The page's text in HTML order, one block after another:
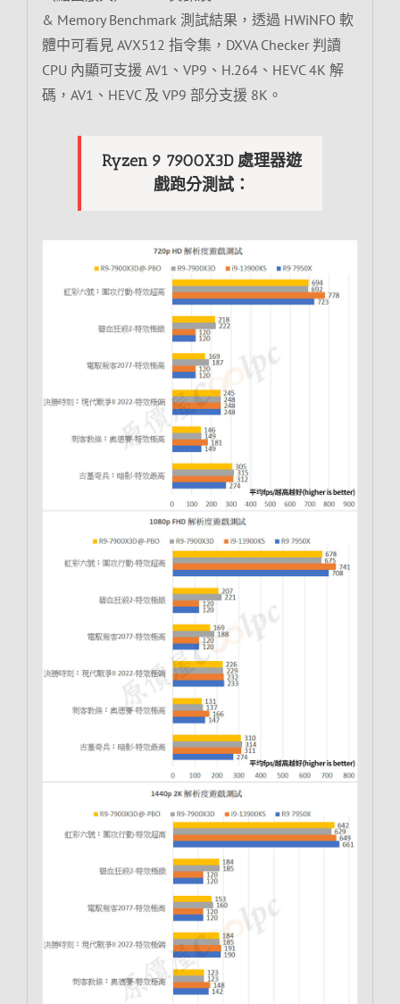
& Memory Benchmark 測試結果，透過 HWiNFO 軟
體中可看見 AVX512 指令集，DXVA Checker 判讀
CPU 內顯可支援 AV1、VP9、H.264、HEVC 4K 解
碼，AV1、HEVC 及 VP9 部分支援 8K。
Ryzen 9 7900X3D 處理器遊
戲跑分測試：